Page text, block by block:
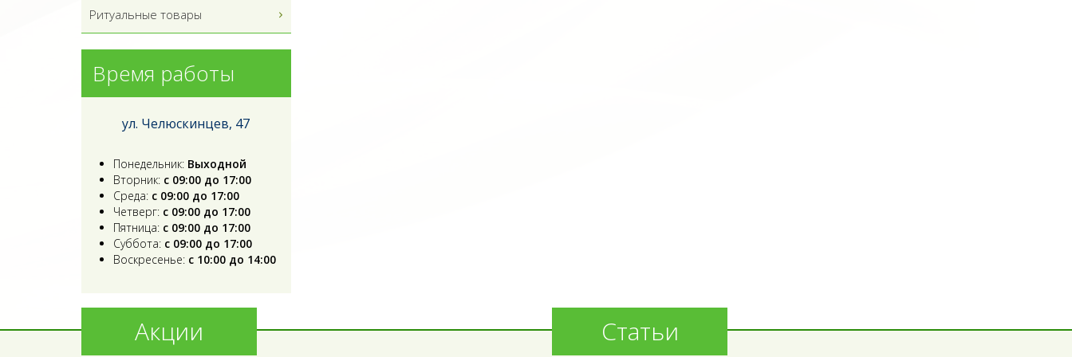
Ритуальные товары
Время работы
ул. Челюскинцев, 47
Понедельник: Выходной
Вторник: с 09:00 до 17:00
Среда: с 09:00 до 17:00
Четверг: с 09:00 до 17:00
Пятница: с 09:00 до 17:00
Суббота: с 09:00 до 17:00
Воскресенье: с 10:00 до 14:00
Акции Статьи